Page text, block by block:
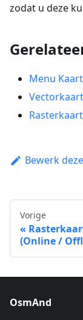
zodat u deze
Menu
Bewerk
Vorige
(Online /
OsmAnd